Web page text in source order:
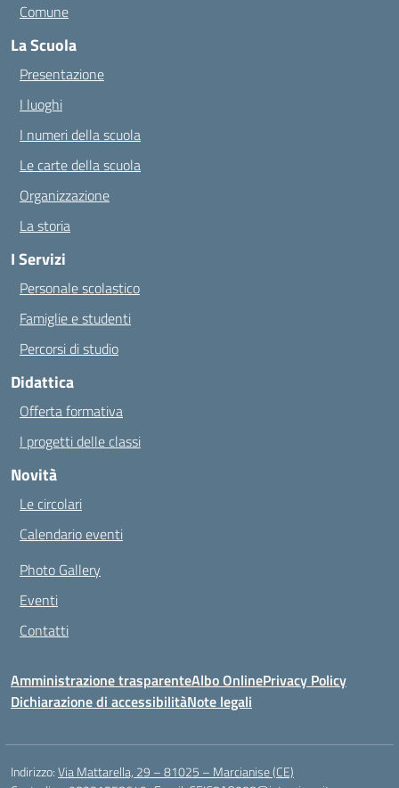
Comune
La Scuola
Presentazione
I luoghi
I numeri della scuola
Le carte della scuola
Organizzazione
La storia
I Servizi
Personale scolastico
Famiglie e studenti
Percorsi di studio
Didattica
Offerta formativa
I progetti delle classi
Novità
Le circolari
Calendario eventi
Photo Gallery
Eventi
Contatti
Amministrazione trasparenteAlbo OnlinePrivacy Policy
Dichiarazione di accessibilitàNote legali
Indirizzo:Via Mattarella, 29 – 81025 – Marcianise (CE)